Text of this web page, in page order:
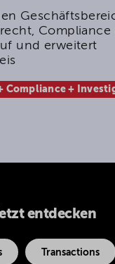
Compliance
und erweitert
Compliance +
entdecken
Transactions